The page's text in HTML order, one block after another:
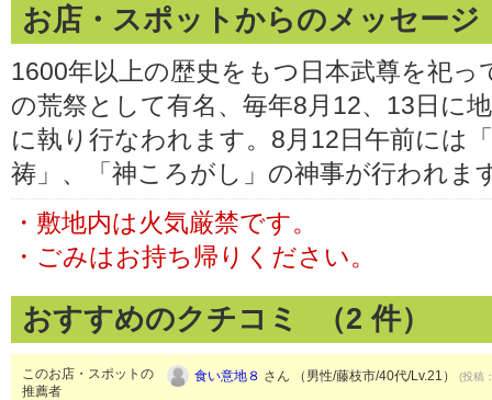
お店・スポットからのメッセージ
1600年以上の歴史をもつ日本武尊を祀
の荒祭として有名、毎年8月12、13日に
に執り行なわれます。8月12日午前には
祷」、「神ころがし」の神事が行われま
・敷地内は火気厳禁です。
・ごみはお持ち帰りください。
おすすめのクチコミ （2 件）
このお店・スポットの
推薦者
食い意地８ さん （男性/藤枝市/40代/Lv.21） (投稿